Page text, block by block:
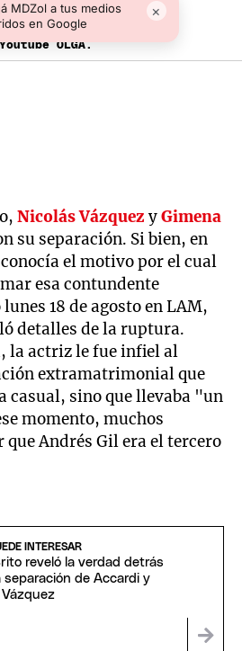
MDZol a tus medios
en Google
×
OLGA.
Nicolás Vázquez yGimena
su separación. Si bien, en
el motivo por el cual
esa contundente
18 de agosto en LAM,
detalles de la ruptura.
la actriz le fue infiel al
extramatrimonial que
casual, sino que llevaba "un
momento, muchos
que Andrés Gil era el tercero
INTERESAR
reveló la verdad detrás
separación de Accardi y
Vázquez